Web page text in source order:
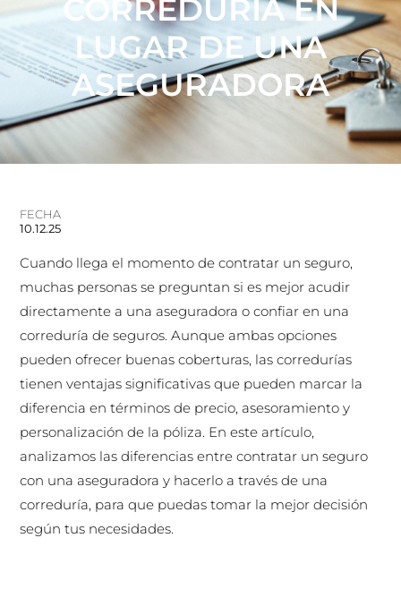
CORREDURÍA EN
LUGAR DE UNA
ASEGURADORA
FECHA
10.12.25
Cuando llega el momento de contratar un seguro,
muchas personas se preguntan si es mejor acudir
directamente a una aseguradora o confiar en una
correduría de seguros. Aunque ambas opciones
pueden ofrecer buenas coberturas, las corredurías
tienen ventajas significativas que pueden marcar la
diferencia en términos de precio, asesoramiento y
personalización de la póliza. En este artículo,
analizamos las diferencias entre contratar un seguro
con una aseguradora y hacerlo a través de una
correduría, para que puedas tomar la mejor decisión
según tus necesidades.